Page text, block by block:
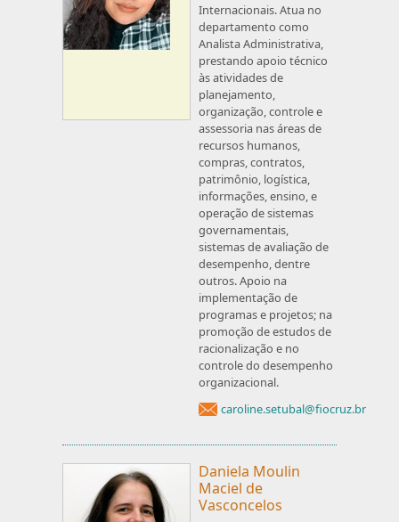
Internacionais. Atua no
departamento como
Analista Administrativa,
prestando apoio técnico
às atividades de
planejamento,
organização, controle e
assessoria nas áreas de
recursos humanos,
compras, contratos,
patrimônio, logística,
informações, ensino, e
operação de sistemas
governamentais,
sistemas de avaliação de
desempenho, dentre
outros. Apoio na
implementação de
programas e projetos; na
promoção de estudos de
racionalização e no
controle do desempenho
organizacional.
caroline.setubal@fiocruz.br
Daniela Moulin
Maciel de
Vasconcelos